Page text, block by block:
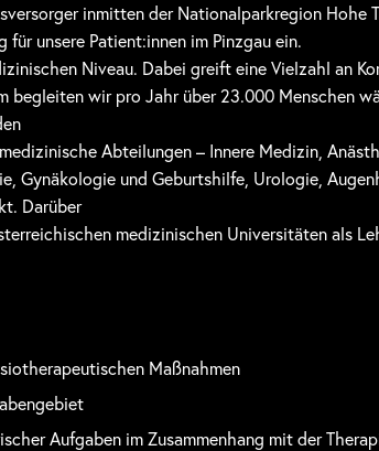
inmitten der Nationalparkregion Hohe
unsere Patient:innen im Pinzgau ein.
Niveau. Dabei greift eine Vielzahl an
begleiten wir pro Jahr über 23.000 Menschen
Abteilungen – Innere Medizin,
Gynäkologie und Geburtshilfe, Urologie,
Darüber
medizinischen Universitäten als
Maßnahmen
Aufgaben im Zusammenhang mit der